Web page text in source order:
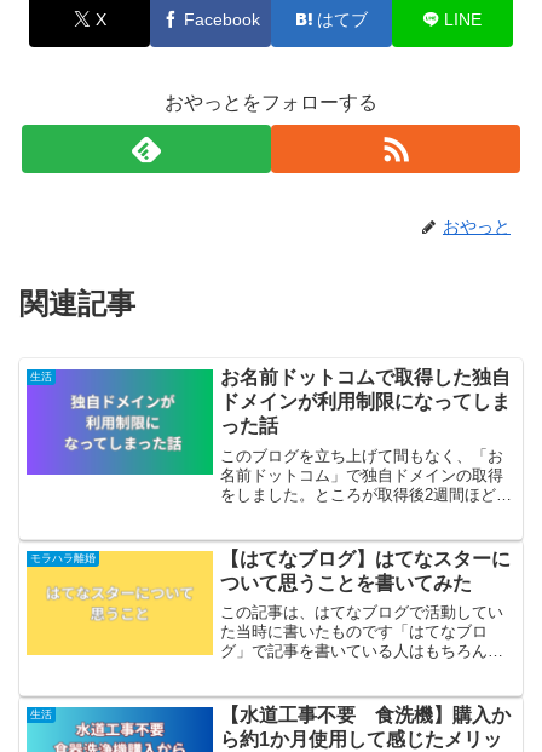
X Facebook はてブ LINE
おやっとをフォローする
おやっと
関連記事
生活
お名前ドットコムで取得した独自
ドメインが利用制限になってしま
った話
このブログを立ち上げて間もなく、「お
名前ドットコム」で独自ドメインの取得
をしました。ところが取得後2週間ほどし
す。）独自ドメインを取得後のメールお
名前ドットコムに...
モラハラ離婚
【はてなブログ】はてなスターに
ついて思うことを書いてみた
この記事は、はてなブログで活動してい
た当時に書いたものです「はてなブロ
グ」で記事を書いている人はもちろん、
た」「がんばってね」などの意味を込め
て使用する場合が多いと思いま...
生活
【水道工事不要 食洗機】購入か
ら約1か月使用して感じたメリッ